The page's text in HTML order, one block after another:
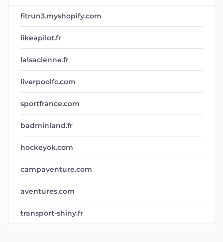
fitrun3.myshopify.com
likeapilot.fr
lalsacienne.fr
liverpoolfc.com
sportfrance.com
badminland.fr
hockeyok.com
campaventure.com
aventures.com
transport-shiny.fr